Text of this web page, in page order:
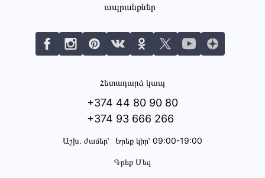
ապրանքներ
Հետադարձ կապ
+374 44 80 90 80
+374 93 666 266
Աշխ․ ժամեր՝ Երեք կիր՝ 09:00-19:00
Գրեք Մեզ